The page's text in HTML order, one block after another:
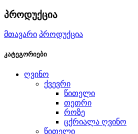
პროდუქცია
მთავარი პროდუქცია
კატეგორიები
ღვინო
ქვევრი
წითელი
თეთრი
როზე
ცქრიალა ღვინო
წითელი